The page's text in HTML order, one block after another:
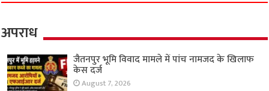
अपराध
जैतनपुर भूमि विवाद मामले में पांच नामजद के खिलाफ
केस दर्ज
August 7, 2026